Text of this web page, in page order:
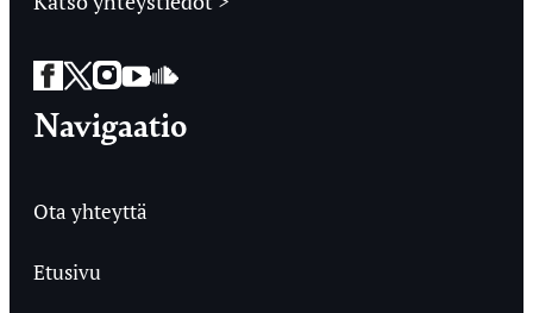
Facebook
Twitter
Instagram
YouTube
SoundCloud
Navigaatio
Ota yhteyttä
Etusivu